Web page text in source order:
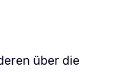
über die